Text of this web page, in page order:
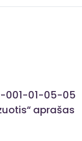
001-01-05-05
aprašas